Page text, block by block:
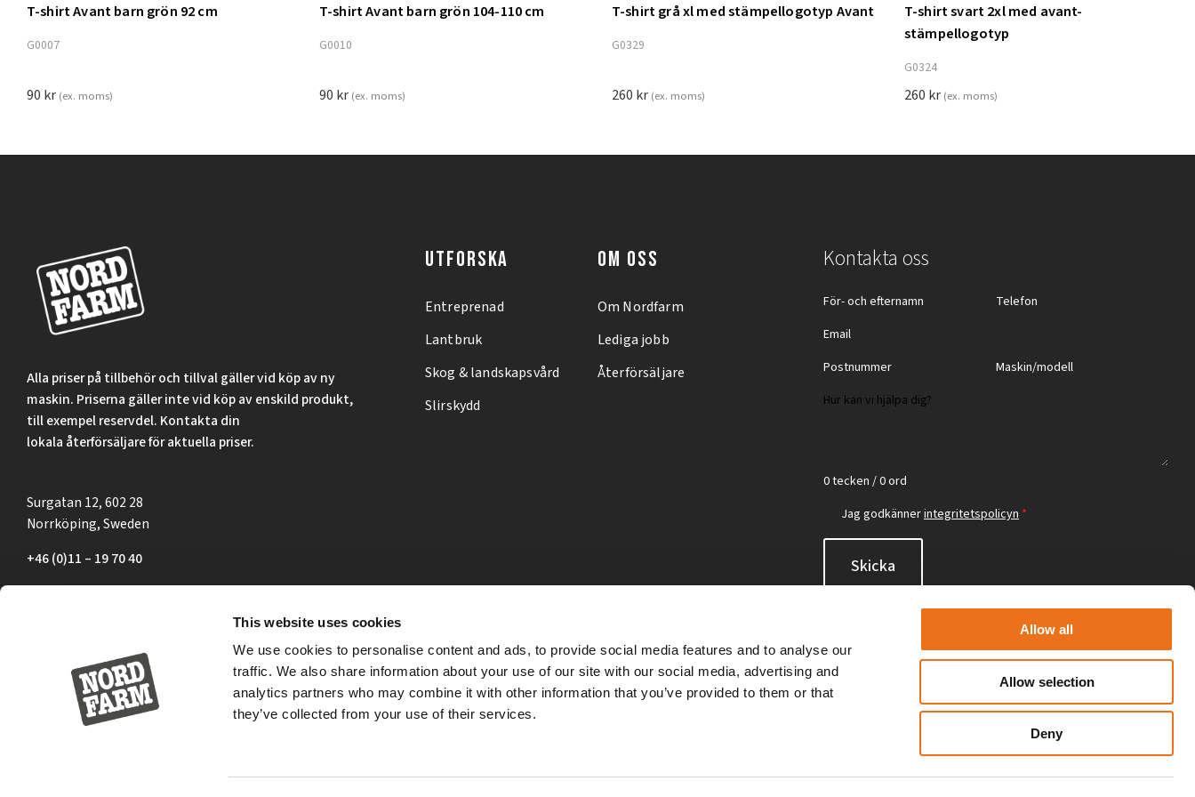
This website uses cookies
We use cookies to personalise content and ads, to provide social media features and to analyse our
traffic. We also share information about your use of our site with our social media, advertising and
analytics partners who may combine it with other information that you’ve provided to them or that
they’ve collected from your use of their services.
Allow all
Allow selection
Deny
Lägg till i varukorg
T-shirt Avant barn grön 92 cm
G0007
90 kr (ex. moms)
Lägg till i varukorg
T-shirt Avant barn grön 104-110 cm
G0010
90 kr (ex. moms)
Lägg till i varukorg
T-shirt grå xl med stämpellogotyp Avant
G0329
260 kr (ex. moms)
T-shirt svart 2xl med avant-
stämpellogotyp
G0324
260 kr (ex. moms)
Alla priser på tillbehör och tillval gäller vid köp av ny
maskin. Priserna gäller inte vid köp av enskild produkt,
till exempel reservdel. Kontakta din
lokala återförsäljare för aktuella priser.
Surgatan 12, 602 28
Norrköping, Sweden
+46 (0)11 – 19 70 40
UTFORSKA
Entreprenad
Lantbruk
Skog & landskapsvård
Slirskydd
OM OSS
Om Nordfarm
Lediga jobb
Återförsäljare
Kontakta oss
0 tecken / 0 ord
Jag godkännerintegritetspolicyn *
Skicka